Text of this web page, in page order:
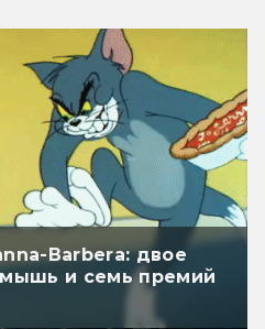
Barbera: двое
и семь премий